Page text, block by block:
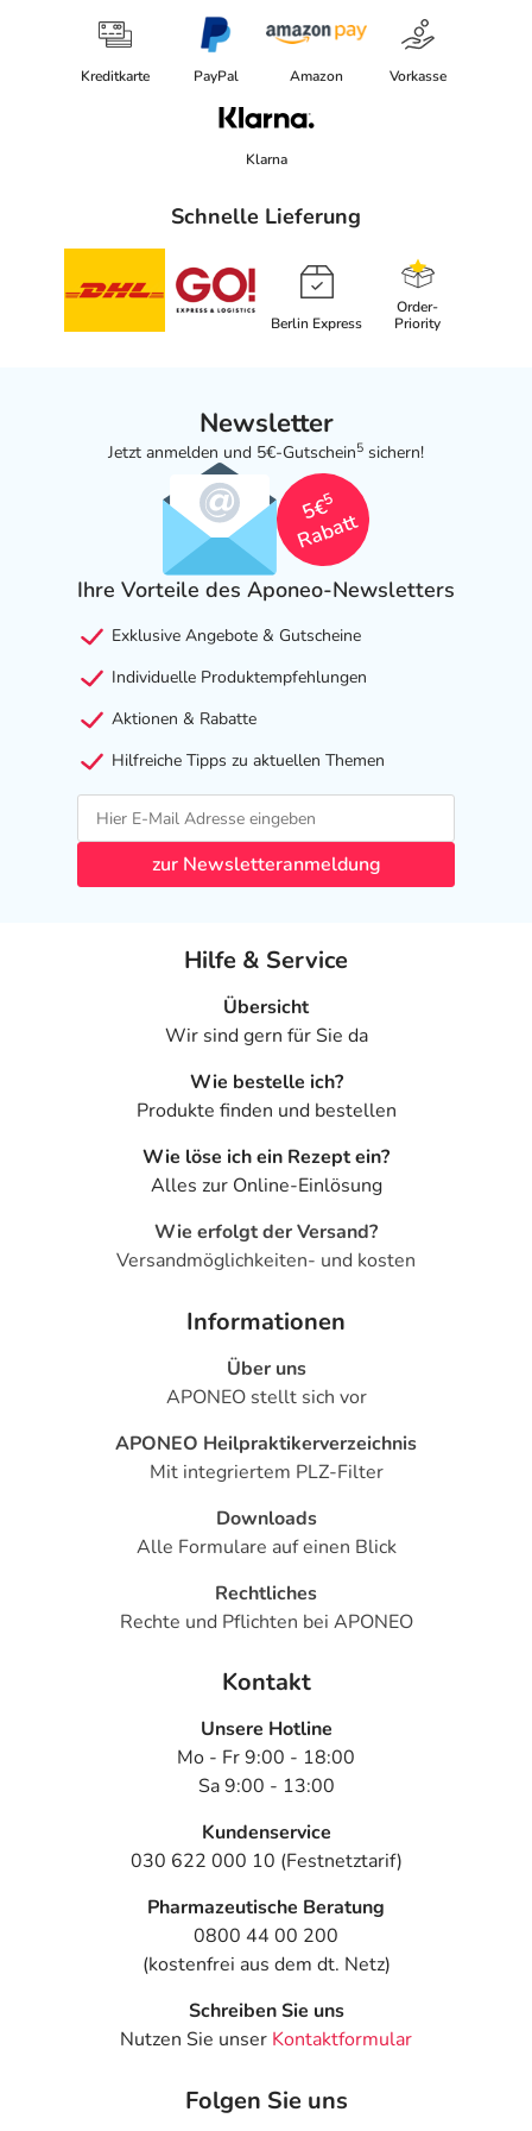
Kreditkarte PayPal Amazon Vorkasse
Klarna
Schnelle Lieferung
Berlin Express
Order-
Priority
Newsletter
Jetzt anmelden und 5€-Gutschein5 sichern!
5€
5
Rabatt
Ihre Vorteile des Aponeo-Newsletters
Exklusive Angebote & Gutscheine
Individuelle Produktempfehlungen
Aktionen & Rabatte
Hilfreiche Tipps zu aktuellen Themen
zur Newsletteranmeldung
Hilfe & Service
Übersicht
Wir sind gern für Sie da
Wie bestelle ich?
Produkte finden und bestellen
Wie löse ich ein Rezept ein?
Alles zur Online-Einlösung
Wie erfolgt der Versand?
Versandmöglichkeiten- und kosten
Informationen
Über uns
APONEO stellt sich vor
APONEO Heilpraktikerverzeichnis
Mit integriertem PLZ-Filter
Downloads
Alle Formulare auf einen Blick
Rechtliches
Rechte und Pflichten bei APONEO
Kontakt
Unsere Hotline
Mo - Fr 9:00 - 18:00
Sa 9:00 - 13:00
Kundenservice
030 622 000 10 (Festnetztarif)
Pharmazeutische Beratung
0800 44 00 200
(kostenfrei aus dem dt. Netz)
Schreiben Sie uns
Nutzen Sie unser Kontaktformular
Folgen Sie uns